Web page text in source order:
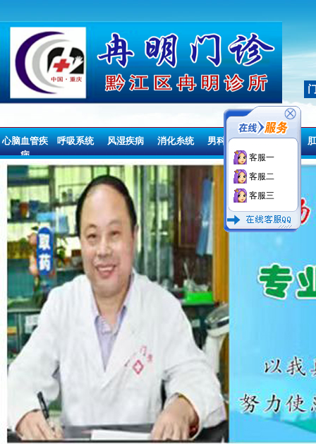
客服一
客服二
客服三
心脑血管疾
病
心脑血管疾
病
呼吸系统
呼吸系统
风湿疾病
风湿疾病
消化糸统
消化糸统
男科疾病
男科疾病
妇科疾病